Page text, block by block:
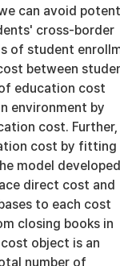
can avoid
cross-border
of student
between
education cost
environment by
cost.
cost by fitting
model
direct cost and
to each cost
closing books in
object is an
number of